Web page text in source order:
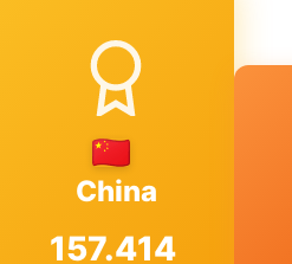
China
157.414